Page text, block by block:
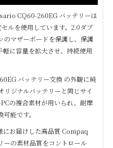
CQ60-260EG バッテリーは
ルを使用しています。2.0ダブ
のマザーボードを保護し、保護
軽に容量を拡大させ、持続使用
バッテリー交換 の外観に純
ジナルバッテリーと同じサイ
の複合素材が用いられ、耐摩
能です。
お届けした高品質 Compaq
ーの素材品質をコントロール